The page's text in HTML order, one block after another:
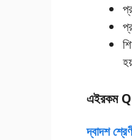
এইরকম
দ্বাদশ